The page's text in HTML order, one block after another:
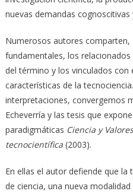
nuevas demandas
Numerosos autores comparten,
fundamentales, los
del término y los vinculados con
características de la
interpretaciones, convergemos
Echeverría y las tesis que
paradigmáticas Ciencia y Valores
tecnocientífica(2003).
En ellas el autor defiende que
de ciencia, una nueva